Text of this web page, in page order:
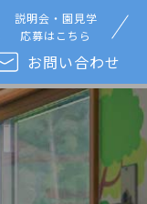
説明会・園見学
応募はこちら
お問い合わせ